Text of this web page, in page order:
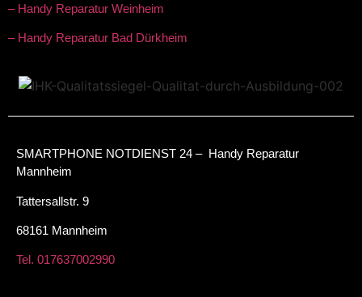
– Handy Reparatur Weinheim
– Handy Reparatur Bad Dürkheim
SMARTPHONE NOTDIENST 24 – Handy Reparatur
Mannheim
Tattersallstr. 9
68161 Mannheim
Tel. 017637002990